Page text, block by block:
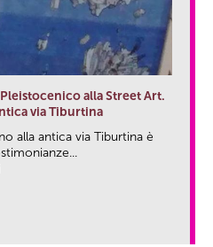
alla Street Art.
via Tiburtina
alla antica via Tiburtina è